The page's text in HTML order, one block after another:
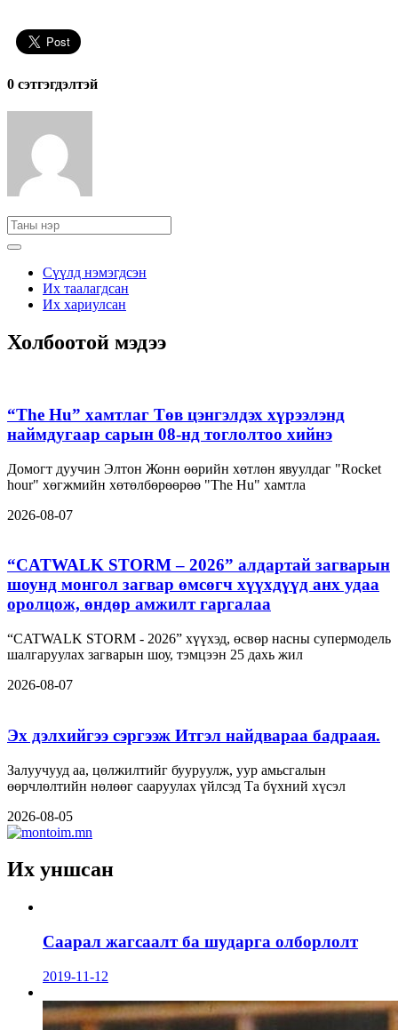
0 cэтгэгдэлтэй
Сүүлд нэмэгдсэн
Их таалагдсан
Их хариулсан
Холбоотой мэдээ
“The Hu” хамтлаг Төв цэнгэлдэх хүрээлэнд
наймдугаар сарын 08-нд тоглолтоо хийнэ
Домогт дуучин Элтон Жонн өөрийн хөтлөн явуулдаг "Rocket
hour" хөгжмийн хөтөлбөрөөрөө "The Hu" хамтла
2026-08-07
“CATWALK STORM – 2026” алдартай загварын
шоунд монгол загвар өмсөгч хүүхдүүд анх удаа
оролцож, өндөр амжилт гаргалаа
“CATWALK STORM - 2026” хүүхэд, өсвөр насны супермодель
шалгаруулах загварын шоу, тэмцээн 25 дахь жил
2026-08-07
Эх дэлхийгээ сэргээж Итгэл найдвараа бадраая.
Залуучууд аа, цөлжилтийг бууруулж, уур амьсгалын
өөрчлөлтийн нөлөөг сааруулах үйлсэд Та бүхний хүсэл
2026-08-05
Их уншсан
Саарал жагсаалт ба шударга олборлолт
2019-11-12